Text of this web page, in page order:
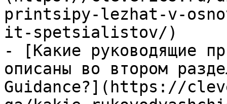
printsipy-lezhat-v-
it-spetsialistov/)
- [Какие руководящие
описаны во втором
Guidance?](https://